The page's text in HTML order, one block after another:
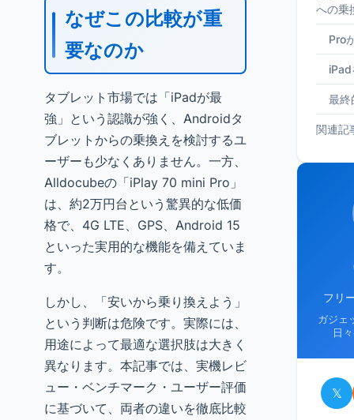
なぜこの比較が重
要なのか
タブレット市場では「iPadが最
強」という認識が強く、Androidタ
ブレットからの乗換えを検討するユ
ーザーも少なくありません。一方、
Alldocubeの「iPlay 70 mini Pro」
は、約2万円台という驚異的な低価
格で、4G LTE、GPS、Android 15
といった実用的な機能を備えていま
す。
しかし、「安いから乗り換えよう」
という判断は危険です。実際には、
用途によって最適な選択肢は大きく
異なります。本記事では、実機レビ
ュー・ベンチマーク・ユーザー評価
に基づいて、両者の違いを徹底比較
への乗
Pro
最終
関連記
フリ
ガジェ
日
𝕏